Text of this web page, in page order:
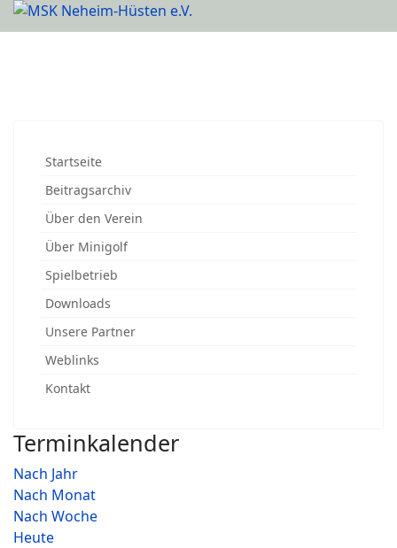
Startseite
Beitragsarchiv
Über den Verein
Über Minigolf
Spielbetrieb
Downloads
Unsere Partner
Weblinks
Kontakt
Terminkalender
Nach Jahr
Nach Monat
Nach Woche
Heute